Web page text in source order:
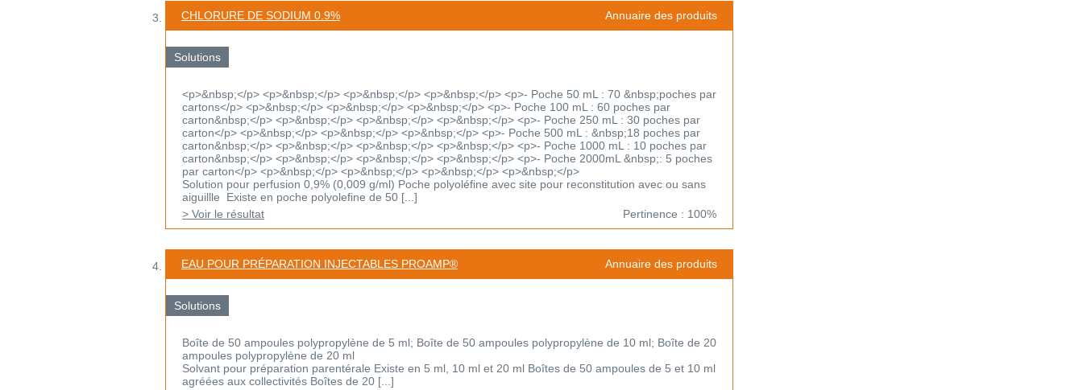
CHLORURE DE SODIUM 0.9% Annuaire des produits
Solutions
<p>&nbsp;</p> <p>&nbsp;</p> <p>&nbsp;</p> <p>&nbsp;</p> <p>- Poche 50 mL : 70 &nbsp;poches par
cartons</p> <p>&nbsp;</p> <p>&nbsp;</p> <p>&nbsp;</p> <p>- Poche 100 mL : 60 poches par
carton&nbsp;</p> <p>&nbsp;</p> <p>&nbsp;</p> <p>&nbsp;</p> <p>- Poche 250 mL : 30 poches par
carton</p> <p>&nbsp;</p> <p>&nbsp;</p> <p>&nbsp;</p> <p>- Poche 500 mL : &nbsp;18 poches par
carton&nbsp;</p> <p>&nbsp;</p> <p>&nbsp;</p> <p>&nbsp;</p> <p>- Poche 1000 mL : 10 poches par
carton&nbsp;</p> <p>&nbsp;</p> <p>&nbsp;</p> <p>&nbsp;</p> <p>- Poche 2000mL &nbsp;: 5 poches
par carton</p> <p>&nbsp;</p> <p>&nbsp;</p> <p>&nbsp;</p> <p>&nbsp;</p>
Solution pour perfusion 0,9% (0,009 g/ml) Poche polyoléfine avec site pour reconstitution avec ou sans
aiguillle Existe en poche polyolefine de 50 [...]
> Voir le résultat
Pertinence : 100%
EAU POUR PRÉPARATION INJECTABLES PROAMP® Annuaire des produits
Solutions
Boîte de 50 ampoules polypropylène de 5 ml; Boîte de 50 ampoules polypropylène de 10 ml; Boîte de 20
ampoules polypropylène de 20 ml
Solvant pour préparation parentérale Existe en 5 ml, 10 ml et 20 ml Boîtes de 50 ampoules de 5 et 10 ml
agréées aux collectivités Boîtes de 20 [...]